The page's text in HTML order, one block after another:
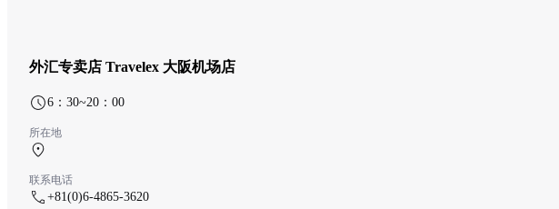
外汇专卖店 Travelex 大阪机场店
6：30~20：00
所在地
联系电话
+81(0)6-4865-3620